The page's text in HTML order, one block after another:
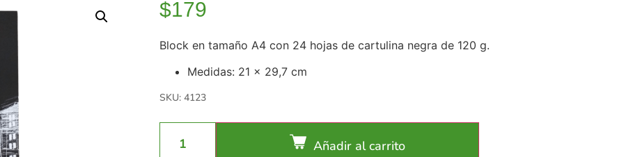
$179
Block en tamaño A4 con 24 hojas de cartulina negra de 120 g.
Medidas: 21 x 29,7 cm
SKU: 4123
Añadir al carrito